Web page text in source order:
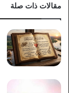
مقالات ذات صلة